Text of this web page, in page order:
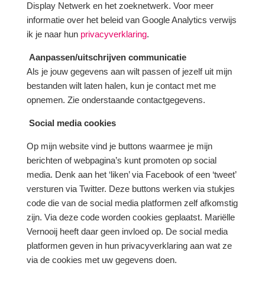
Display Netwerk en het zoeknetwerk. Voor meer
informatie over het beleid van Google Analytics verwijs
ik je naar hun privacyverklaring.
Aanpassen/uitschrijven communicatie
Als je jouw gegevens aan wilt passen of jezelf uit mijn
bestanden wilt laten halen, kun je contact met me
opnemen. Zie onderstaande contactgegevens.
Social media cookies
Op mijn website vind je buttons waarmee je mijn
berichten of webpagina’s kunt promoten op social
media. Denk aan het ‘liken’ via Facebook of een ‘tweet’
versturen via Twitter. Deze buttons werken via stukjes
code die van de social media platformen zelf afkomstig
zijn. Via deze code worden cookies geplaatst. Mariëlle
Vernooij heeft daar geen invloed op. De social media
platformen geven in hun privacyverklaring aan wat ze
via de cookies met uw gegevens doen.